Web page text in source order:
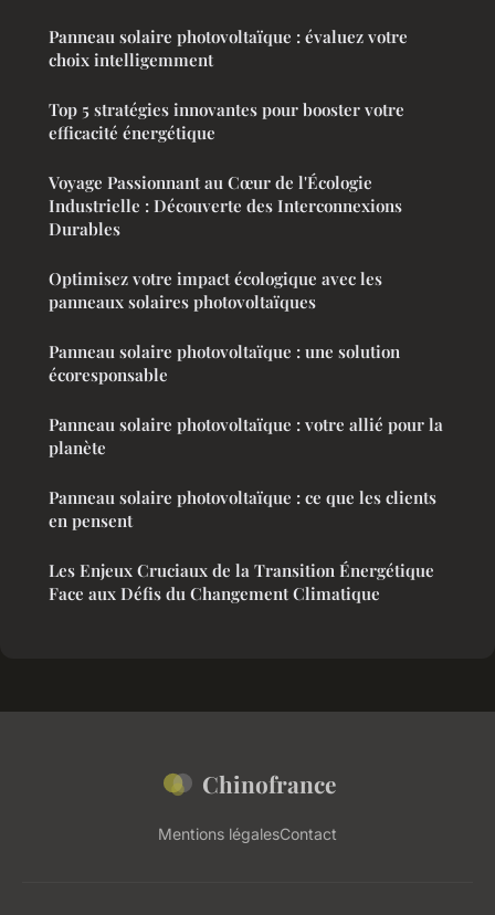
Panneau solaire photovoltaïque : évaluez votre
choix intelligemment
Top 5 stratégies innovantes pour booster votre
efficacité énergétique
Voyage Passionnant au Cœur de l'Écologie
Industrielle : Découverte des Interconnexions
Durables
Optimisez votre impact écologique avec les
panneaux solaires photovoltaïques
Panneau solaire photovoltaïque : une solution
écoresponsable
Panneau solaire photovoltaïque : votre allié pour la
planète
Panneau solaire photovoltaïque : ce que les clients
en pensent
Les Enjeux Cruciaux de la Transition Énergétique
Face aux Défis du Changement Climatique
Chinofrance
Mentions légalesContact